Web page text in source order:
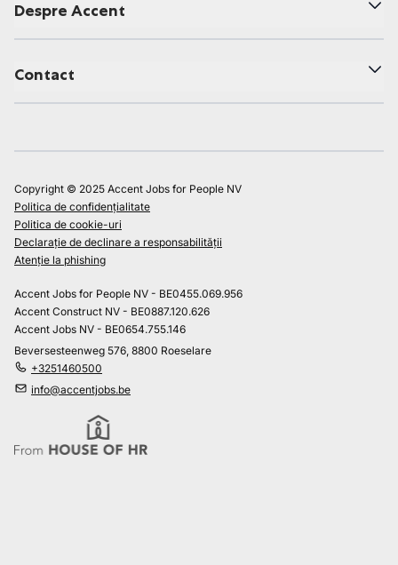
Despre Accent
Contact
Copyright © 2025 Accent Jobs for People NV
Politica de confidențialitate
Politica de cookie-uri
Declarație de declinare a responsabilității
Atenție la phishing
Accent Jobs for People NV - BE0455.069.956
Accent Construct NV - BE0887.120.626
Accent Jobs NV - BE0654.755.146
Beversesteenweg 576, 8800 Roeselare
+3251460500
info@accentjobs.be